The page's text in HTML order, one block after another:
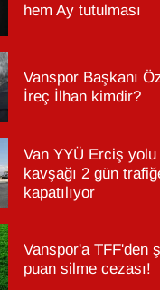
hem Ay tutulması
Vanspor Başkanı
İreç İlhan kimdir?
Van YYÜ Erciş yolu
kavşağı 2 gün
kapatılıyor
Vanspor'a TFF'den
puan silme cezası!